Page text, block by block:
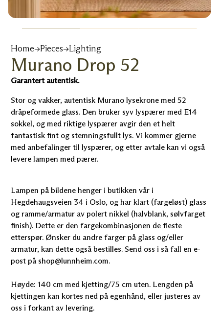
Home→Pieces→Lighting
Murano Drop 52
Garantert autentisk.
Stor og vakker, autentisk Murano lysekrone med 52
dråpeformede glass. Den bruker syv lyspærer med E14
sokkel, og med riktige lyspærer avgir den et helt
fantastisk fint og stemningsfullt lys. Vi kommer gjerne
med anbefalinger til lyspærer, og etter avtale kan vi også
levere lampen med pærer.
Lampen på bildene henger i butikken vår i
Hegdehaugsveien 34 i Oslo, og har klart (fargeløst) glass
og ramme/armatur av polert nikkel (halvblank, sølvfarget
finish). Dette er den fargekombinasjonen de fleste
etterspør. Ønsker du andre farger på glass og/eller
armatur, kan dette også bestilles. Send oss i så fall en e-
post på shop@lunnheim.com.
Høyde: 140 cm med kjetting/75 cm uten. Lengden på
kjettingen kan kortes ned på egenhånd, eller justeres av
oss i forkant av levering.